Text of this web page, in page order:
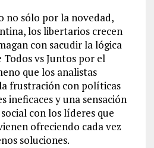
no sólo por la novedad,
los libertarios crecen
con sacudir la lógica
vs Juntos por el
que los analistas
frustración con políticas
ineficaces y una sensación
con los líderes que
ofreciendo cada vez
soluciones.